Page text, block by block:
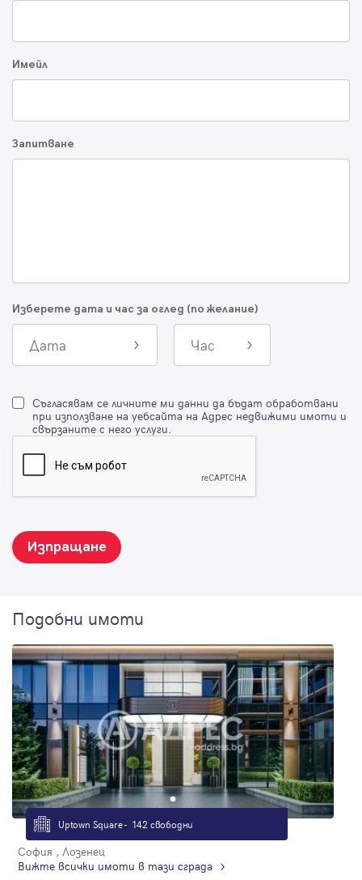
Имейл
Запитване
Изберете дата и час за оглед (по желание)
Дата Час
Съгласявам се личните ми данни да бъдат обработвани
при използване на уебсайта на Адрес недвижими имоти и
свързаните с него услуги.
Изпращане
Подобни имоти
Uptown Square - 142 свободни
София , Лозенец
Вижте всички имоти в тази сграда